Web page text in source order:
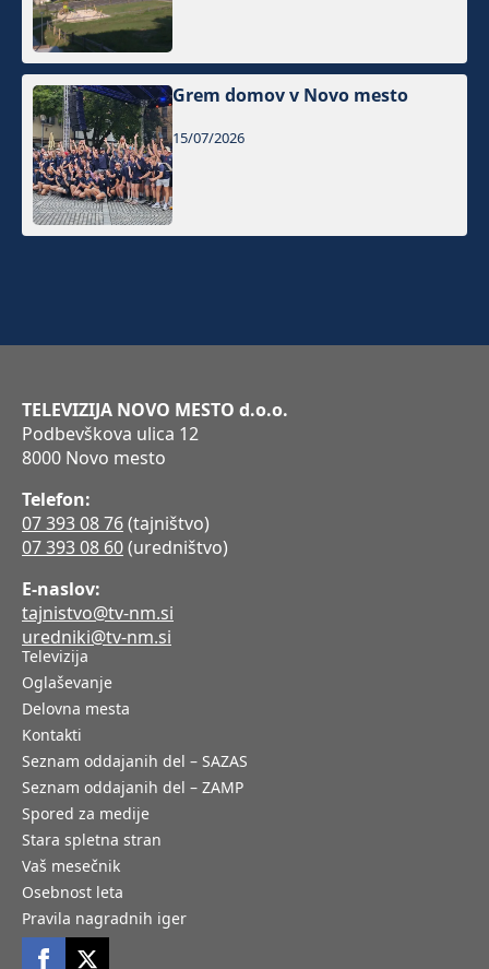
Grem domov v Novo mesto
15/07/2026
TELEVIZIJA NOVO MESTO d.o.o.
Podbevškova ulica 12
8000 Novo mesto
Telefon:
07 393 08 76(tajništvo)
07 393 08 60(uredništvo)
E-naslov:
tajnistvo@tv-nm.si
uredniki@tv-nm.si
Televizija
Oglaševanje
Delovna mesta
Kontakti
Seznam oddajanih del – SAZAS
Seznam oddajanih del – ZAMP
Spored za medije
Stara spletna stran
Vaš mesečnik
Osebnost leta
Pravila nagradnih iger